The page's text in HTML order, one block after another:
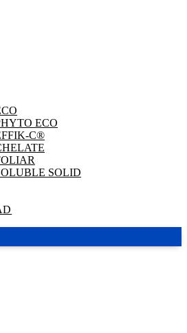
ECO
C®
SOLID